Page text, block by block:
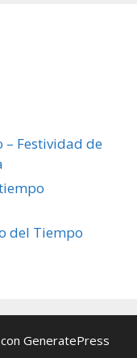
– Festividad de
del Tiempo
GeneratePress